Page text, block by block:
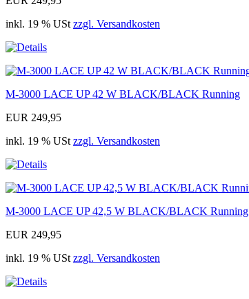
inkl. 19 % USt zzgl. Versandkosten
M-3000 LACE UP 42 W BLACK/BLACK Running
EUR 249,95
inkl. 19 % USt zzgl. Versandkosten
M-3000 LACE UP 42,5 W BLACK/BLACK Running
EUR 249,95
inkl. 19 % USt zzgl. Versandkosten